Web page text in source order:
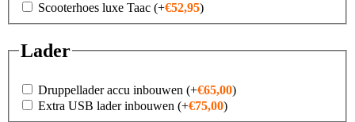
Scooterhoes luxe Taac (+€52,95)
Lader
Druppellader accu inbouwen (+€65,00)
Extra USB lader inbouwen (+€75,00)